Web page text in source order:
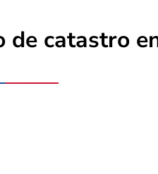
de catastro